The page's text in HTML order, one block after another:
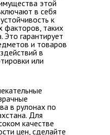
этой
в себя
к
факторов, таких
Это гарантирует
и товаров
в
или
в рулонах по
. Для
качестве
цен, сделайте